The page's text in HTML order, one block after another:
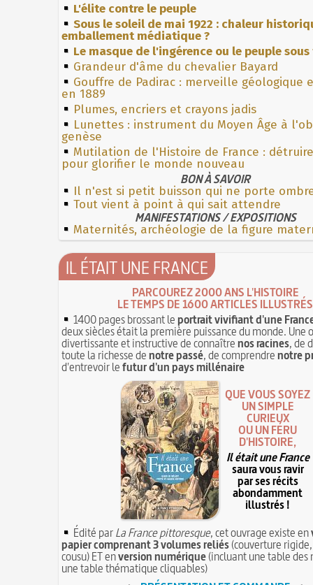
L'élite contre le peuple
Sous le soleil de mai 1922 : chaleur
emballement médiatique ?
Le masque de l'ingérence ou le peuple
Grandeur d'âme du chevalier Bayard
Gouffre de Padirac : merveille géologique
en 1889
Plumes, encriers et crayons jadis
Lunettes : instrument du Moyen Âge à
genèse
Mutilation de l'Histoire de France :
pour glorifier le monde nouveau
BON À SAVOIR
Il n'est si petit buisson qui ne porte
Tout vient à point à qui sait attendre
MANIFESTATIONS / EXPOSITIONS
Maternités, archéologie de la figure
IL ÉTAIT UNE FRANCE
PARCOUREZ 2000 ANS L'HISTOIRE
LE TEMPS DE 1600 ARTICLES ILLUSTRÉS
1400 pages brossant leportrait vivifiant d'une
deux siècles était la première puissance du monde. Une
divertissante et instructive de connaîtrenos racines, de
toute la richesse denotre passé, de comprendrenotre
d'entrevoir lefutur d'un pays millénaire
QUE VOUS SOYEZ
UN SIMPLE
CURIEUX
OU UN FÉRU
D'HISTOIRE,
Il était une France
saura vous ravir
par ses récits
abondamment
illustrés !
Édité parLa France pittoresque, cet ouvrage existe en
papier comprenant 3 volumes reliés(couverture
cousu) ET enversion numérique(incluant une table des
une table thématique cliquables)